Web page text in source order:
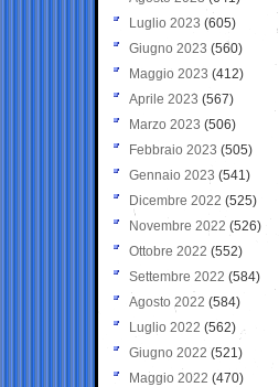
Luglio 2023 (605)
Giugno 2023 (560)
Maggio 2023 (412)
Aprile 2023 (567)
Marzo 2023 (506)
Febbraio 2023 (505)
Gennaio 2023 (541)
Dicembre 2022 (525)
Novembre 2022 (526)
Ottobre 2022 (552)
Settembre 2022 (584)
Agosto 2022 (584)
Luglio 2022 (562)
Giugno 2022 (521)
Maggio 2022 (470)